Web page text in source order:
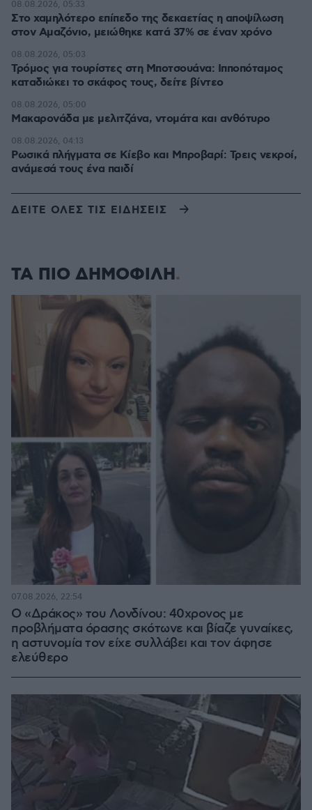
Στο χαμηλότερο επίπεδο της δεκαετίας η αποψίλωση
στον Αμαζόνιο, μειώθηκε κατά 37% σε έναν χρόνο
08.08.2026, 05:33
Τρόμος για τουρίστες στη Μποτσουάνα: Ιπποπόταμος
καταδιώκει το σκάφος τους, δείτε βίντεο
08.08.2026, 05:03
Μακαρονάδα με μελιτζάνα, ντομάτα και ανθότυρο
08.08.2026, 05:00
Ρωσικά πλήγματα σε Κίεβο και Μπροβαρί: Τρεις νεκροί,
ανάμεσά τους ένα παιδί
08.08.2026, 04:13
ΔΕΙΤΕ ΟΛΕΣ ΤΙΣ ΕΙΔΗΣΕΙΣ
ΤΑ ΠΙΟ ΔΗΜΟΦΙΛΗ
Ο «Δράκος» του Λονδίνου: 40χρονος με
προβλήματα όρασης σκότωνε και βίαζε γυναίκες,
η αστυνομία τον είχε συλλάβει και τον άφησε
ελεύθερο
07.08.2026, 22:54